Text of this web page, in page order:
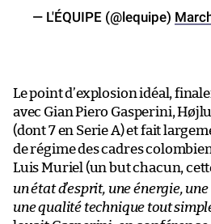
— L'ÉQUIPE (@lequipe)
Le point d’explosion idéal,
avec Gian Piero Gasperini,
(dont 7 en Serie A) et fait
de régime des cadres
Luis Muriel (un but chacun,
un état d’esprit, une énergie,
une qualité technique tout